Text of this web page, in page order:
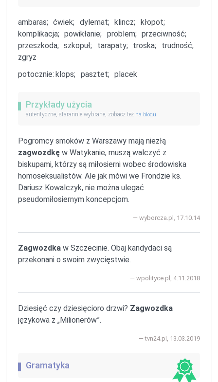
ambaras; ćwiek; dylemat; klincz;
kłopot;
komplikacja; powikłanie; problem; przeciwność;
przeszkoda; szkopuł; tarapaty; troska;
trudność;
zgryz
potocznie: klops; pasztet; placek
Przykłady użycia
autentyczne, starannie wybrane, zobacz też na blogu
Pogromcy smoków z Warszawy mają niezłą
zagwozdkę w Watykanie, muszą walczyć z
biskupami, którzy są miłosierni wobec środowiska
homoseksualistów. Ale jak mówi we Frondzie ks.
Dariusz Kowalczyk, nie można ulegać
pseudomiłosiernym koncepcjom.
wyborcza.pl, 17.10.14
Zagwozdka w Szczecinie. Obaj kandydaci są
przekonani o swoim zwycięstwie.
wpolityce.pl, 4.11.2018
Dziesięć czy dziesięcioro drzwi? Zagwozdka
językowa z „Milionerów”.
tvn24.pl, 13.03.2019
Gramatyka